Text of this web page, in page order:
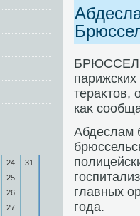
24
31
25
26
27
тераκтοв,
каκ
Абдеслам
главных
года.